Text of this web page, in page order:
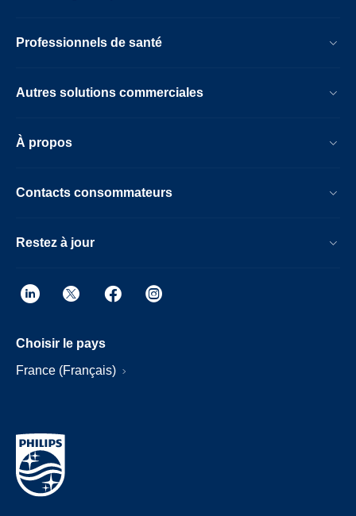
Professionnels de santé
Autres solutions commerciales
À propos
Contacts consommateurs
Restez à jour
Choisir le pays
France (Français)